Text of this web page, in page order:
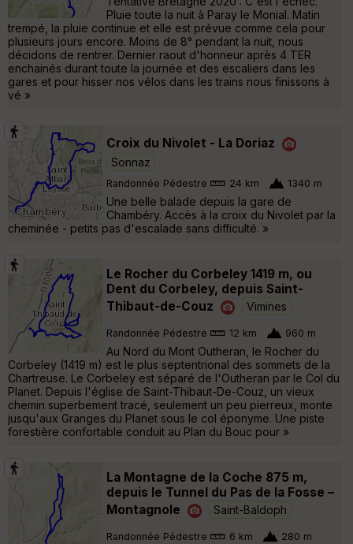
Pluie toute la nuit à Paray le Monial. Matin
trempé, la pluie continue et elle est prévue comme cela pour
plusieurs jours encore. Moins de 8° pendant la nuit, nous
décidons de rentrer. Dernier raout d'honneur après 4 TER
enchainés durant toute la journée et des escaliers dans les
gares et pour hisser nos vélos dans les trains nous finissons à
vé »
Croix du Nivolet - La Doriaz
Sonnaz
Randonnée Pédestre 24 km 1340 m
Une belle balade depuis la gare de
Chambéry. Accès à la croix du Nivolet par la
cheminée - petits pas d'escalade sans difficulté. »
Le Rocher du Corbeley 1419 m, ou
Dent du Corbeley, depuis Saint-
Thibaut-de-Couz
Vimines
Randonnée Pédestre 12 km 960 m
Au Nord du Mont Outheran, le Rocher du
Corbeley (1419 m) est le plus septentrional des sommets de la
Chartreuse. Le Corbeley est séparé de l'Outheran par le Col du
Planet. Depuis l'église de Saint-Thibaut-De-Couz, un vieux
chemin superbement tracé, seulement un peu pierreux, monte
jusqu'aux Granges du Planet sous le col éponyme. Une piste
forestière confortable conduit au Plan du Bouc pour »
La Montagne de la Coche 875 m,
depuis le Tunnel du Pas de la Fosse –
Montagnole
Saint-Baldoph
Randonnée Pédestre 6 km 280 m